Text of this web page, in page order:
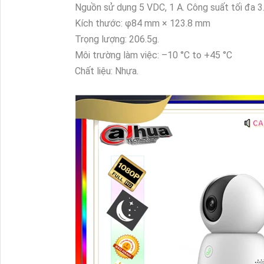
Nguồn sử dụng 5 VDC, 1 A. Công suất tối đa
Kích thước: φ84 mm × 123.8 mm
Trọng lượng: 206.5g.
Môi trường làm việc: –10 °C to +45 °C
Chất liệu: Nhựa.